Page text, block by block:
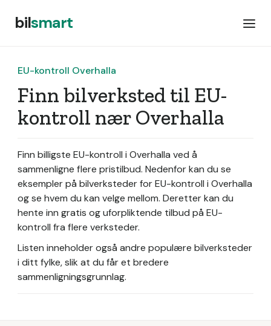
bilsmart
EU-kontroll Overhalla
Finn bilverksted til EU-
kontroll nær Overhalla
Finn billigste EU-kontroll i Overhalla ved å
sammenligne flere pristilbud. Nedenfor kan du se
eksempler på bilverksteder for EU-kontroll i Overhalla
og se hvem du kan velge mellom. Deretter kan du
hente inn gratis og uforpliktende tilbud på EU-
kontroll fra flere verksteder.
Listen inneholder også andre populære bilverksteder
i ditt fylke, slik at du får et bredere
sammenligningsgrunnlag.